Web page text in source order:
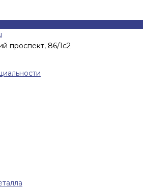
проспект, 86/1с2